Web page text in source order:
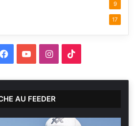
9
17
FacebookYouTubeInstagram
AU FEEDER